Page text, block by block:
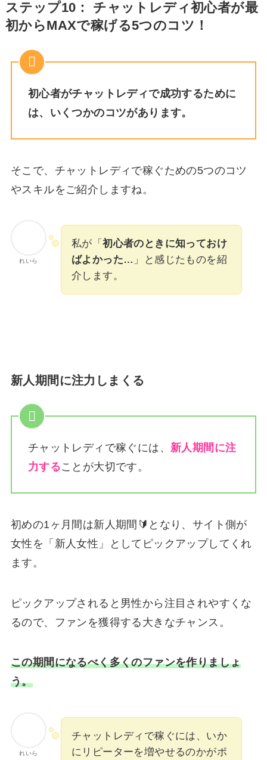
ステップ10： チャットレディ初心者が最
初からMAXで稼げる5つのコツ！
初心者がチャットレディで成功するために
は、いくつかのコツがあります。
そこで、チャットレディで稼ぐための5つのコツ
やスキルをご紹介しますね。
れいら
私が「初心者のときに知っておけ
ばよかった… 」と感じたものを紹
介します。
新人期間に注力しまくる
チャットレディで稼ぐには、新人期間に注
力することが大切です。
初めの1ヶ月間は新人期間🔰となり、サイト側が
女性を「新人女性」としてピックアップしてくれ
ます。
ピックアップされると男性から注目されやすくな
るので、ファンを獲得する大きなチャンス。
この期間になるべく多くのファンを作りましょ
う。
れいら
チャットレディで稼ぐには、いか
にリピーターを増やせるのかがポ